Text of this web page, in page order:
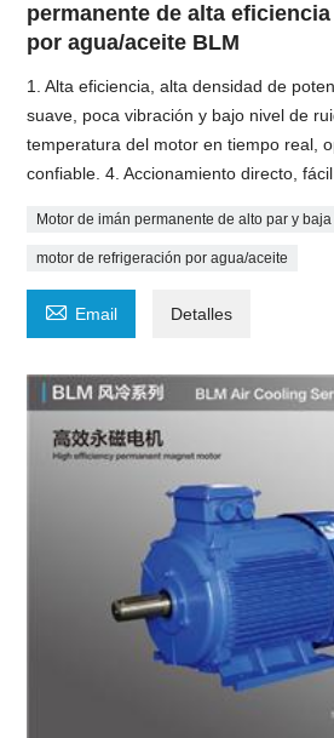
permanente de alta
por agua/aceite BLM
1. Alta eficiencia, alta densidad de
suave, poca vibración y bajo nivel de
temperatura del motor en tiempo real,
confiable. 4. Accionamiento directo,
Motor de imán permanente de alto par y
motor de refrigeración por agua/aceite
 Email Detalles